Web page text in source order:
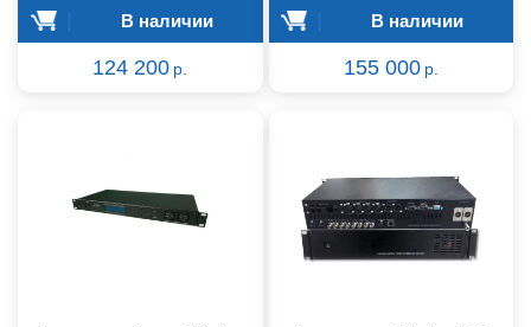
В наличии
124 200 р.
В наличии
155 000 р.